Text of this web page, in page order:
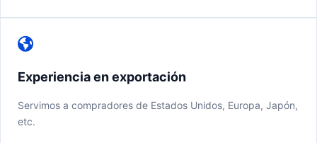
Experiencia en exportación
Servimos a compradores de Estados Unidos, Europa, Japón,
etc.